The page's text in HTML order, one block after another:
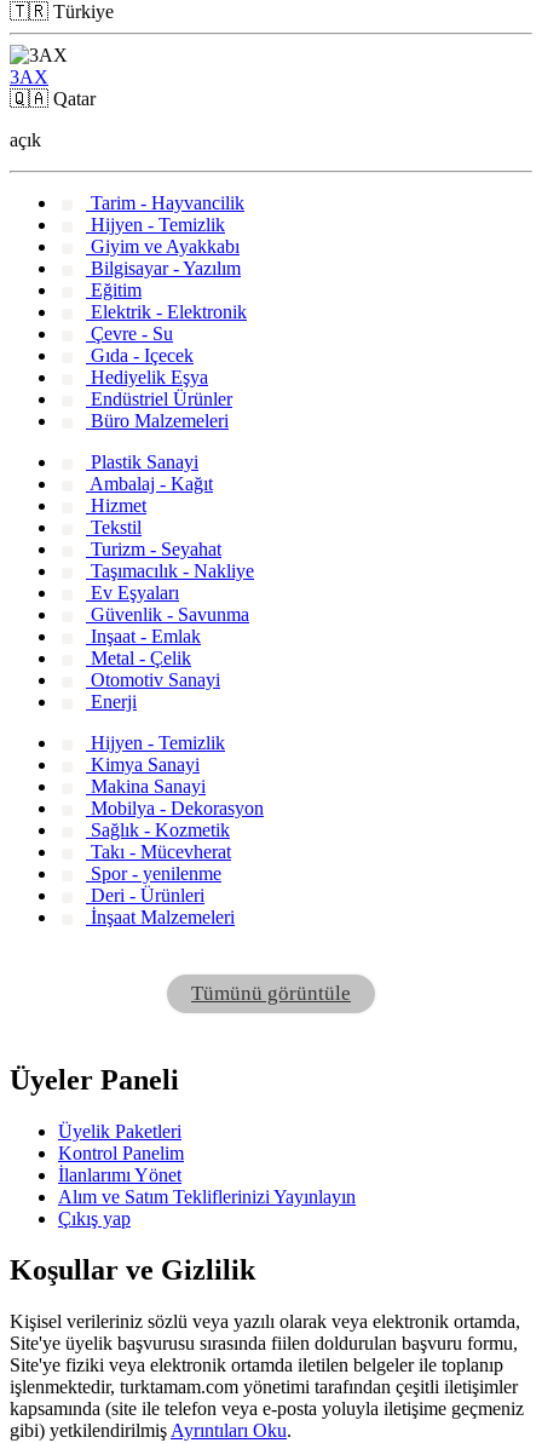
🇹🇷 Türkiye
3AX
🇶🇦 Qatar
açık
Tarim - Hayvancilik
Hijyen - Temizlik
Giyim ve Ayakkabı
Bilgisayar - Yazılım
Eğitim
Elektrik - Elektronik
Çevre - Su
Gıda - Içecek
Hediyelik Eşya
Endüstriel Ürünler
Büro Malzemeleri
Plastik Sanayi
Ambalaj - Kağıt
Hizmet
Tekstil
Turizm - Seyahat
Taşımacılık - Nakliye
Ev Eşyaları
Güvenlik - Savunma
Inşaat - Emlak
Metal - Çelik
Otomotiv Sanayi
Enerji
Hijyen - Temizlik
Kimya Sanayi
Makina Sanayi
Mobilya - Dekorasyon
Sağlık - Kozmetik
Takı - Mücevherat
Spor - yenilenme
Deri - Ürünleri
İnşaat Malzemeleri
Tümünü görüntüle
Üyeler Paneli
Üyelik Paketleri
Kontrol Panelim
İlanlarımı Yönet
Alım ve Satım Tekliflerinizi Yayınlayın
Çıkış yap
Koşullar ve Gizlilik
Kişisel verileriniz sözlü veya yazılı olarak veya elektronik ortamda,
Site'ye üyelik başvurusu sırasında fiilen doldurulan başvuru formu,
Site'ye fiziki veya elektronik ortamda iletilen belgeler ile toplanıp
işlenmektedir, turktamam.com yönetimi tarafından çeşitli iletişimler
kapsamında (site ile telefon veya e-posta yoluyla iletişime geçmeniz
gibi) yetkilendirilmiş Ayrıntıları Oku.